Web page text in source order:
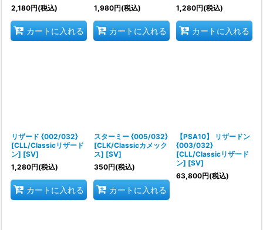
2,180円(税込)
カートに入れる
1,980円(税込)
カートに入れる
1,280円(税込)
カートに入れる
リザード {002/032}
[CLL/Classicリザード
ン] [SV]
1,280円(税込)
カートに入れる
スターミー {005/032}
[CLK/Classicカメック
ス] [SV]
350円(税込)
カートに入れる
【PSA10】 リザードン
{003/032}
[CLL/Classicリザード
ン] [SV]
63,800円(税込)